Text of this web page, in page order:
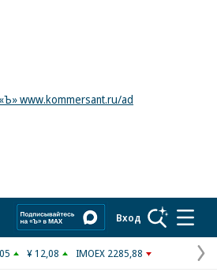
www.kommersant.ru/ad
Вход
¥ 12,08 IMOEX 2285,88